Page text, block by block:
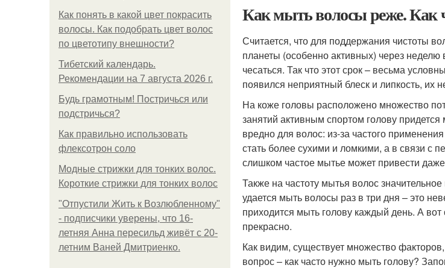
Как понять в какой цвет покрасить
волосы. Как подобрать цвет волос
по цветотипу внешности?
Тибетский календарь.
Рекомендации на 7 августа 2026 г.
Будь грамотным! Постричься или
подстричься?
Как правильно использовать
флексотрон соло
Модные стрижки для тонких волос.
Короткие стрижки для тонких волос
"Отпустили Жить к Возлюбленному"
- подписчики уверены, что 16-
летняя Анна пересильд живёт с 20-
летним Ваней Дмитриенко.
Как мыть волосы реже. Как
Считается, что для поддержания чистоты
планеты (особенно активных) через неделю
чесаться. Так что этот срок – весьма
появился неприятный блеск и липкость,
На коже головы расположено множество
занятий активным спортом голову
вредно для волос: из-за частого
стать более сухими и ломкими, а в связи с
слишком частое мытье может привести
Также на частоту мытья волос
удается мыть волосы раз в три дня – это
приходится мыть голову каждый день. А
прекрасно.
Как видим, существует множество
вопрос – как часто нужно мыть голову?